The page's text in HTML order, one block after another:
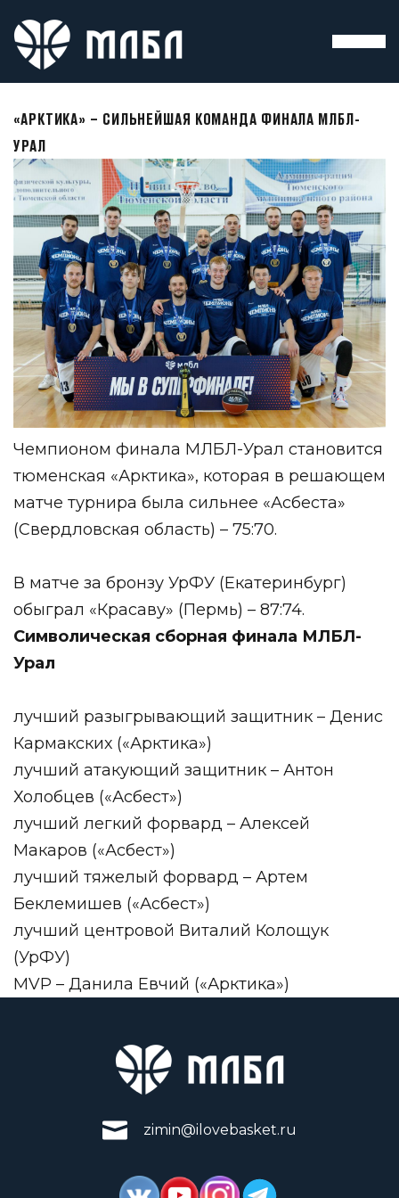
«АРКТИКА» – СИЛЬНЕЙШАЯ КОМАНДА ФИНАЛА МЛБЛ-
УРАЛ
Чемпионом финала МЛБЛ-Урал становится
тюменская «Арктика», которая в решающем
матче турнира была сильнее «Асбеста»
(Свердловская область) – 75:70.
В матче за бронзу УрФУ (Екатеринбург)
обыграл «Красаву» (Пермь) – 87:74.
Символическая сборная финала МЛБЛ-
Урал
лучший разыгрывающий защитник – Денис
Кармакских («Арктика»)
лучший атакующий защитник – Антон
Холобцев («Асбест»)
лучший легкий форвард – Алексей
Макаров («Асбест»)
лучший тяжелый форвард – Артем
Беклемишев («Асбест»)
лучший центровой Виталий Колощук
(УрФУ)
MVP – Данила Евчий («Арктика»)
zimin@ilovebasket.ru